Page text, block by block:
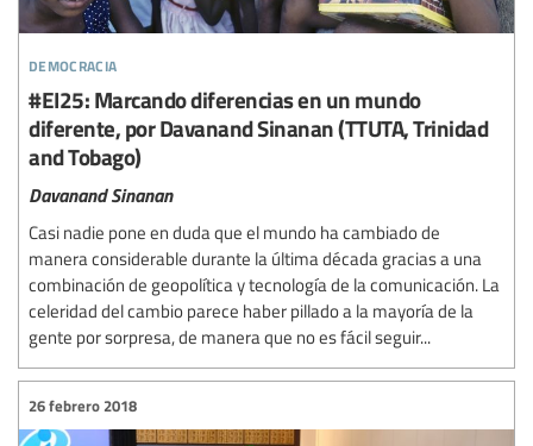
democracia
#EI25: Marcando diferencias en un mundo
diferente, por Davanand Sinanan (TTUTA, Trinidad
and Tobago)
Davanand Sinanan
Casi nadie pone en duda que el mundo ha cambiado de
manera considerable durante la última década gracias a una
combinación de geopolítica y tecnología de la comunicación. La
celeridad del cambio parece haber pillado a la mayoría de la
gente por sorpresa, de manera que no es fácil seguir...
26 febrero 2018